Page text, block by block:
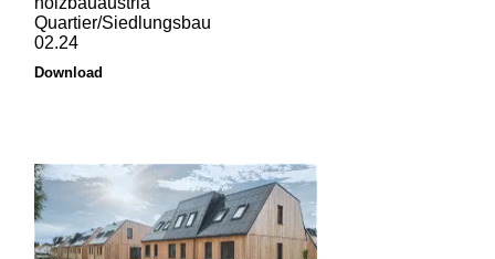
Quartier/Siedlungsbau
02.24
Download